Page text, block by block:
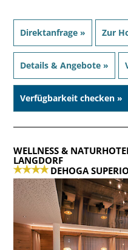
Direktanfrage » Zur
Details & Angebote »
Verfügbarkeit checken »
WELLNESS &
LANGDORF
DEHOGA